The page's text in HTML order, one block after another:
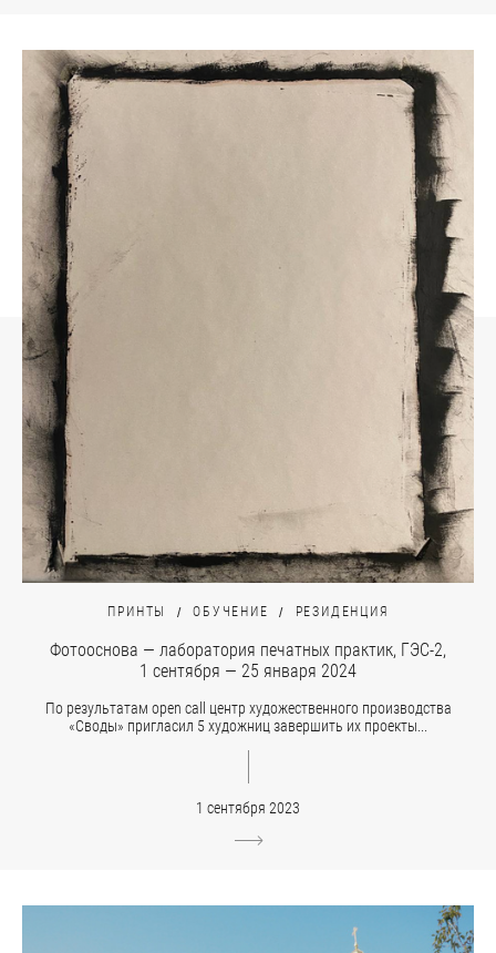
ПРИНТЫ ОБУЧЕНИЕ РЕЗИДЕНЦИЯ
Фотооснова — лаборатория печатных практик, ГЭС-2,
1 сентября — 25 января 2024
По результатам open call центр художественного производства
«Своды» пригласил 5 художниц завершить их проекты...
1 сентября 2023